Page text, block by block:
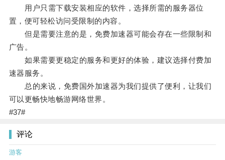
用户只需下载安装相应的软件，选择所需的服务器位
置，便可轻松访问受限制的内容。
但是需要注意的是，免费加速器可能会存在一些限制和
广告。
如果需要更稳定的服务和更好的体验，建议选择付费加
速器服务。
总的来说，免费国外加速器为我们提供了便利，让我们
可以更畅快地畅游网络世界。
#37#
评论
游客